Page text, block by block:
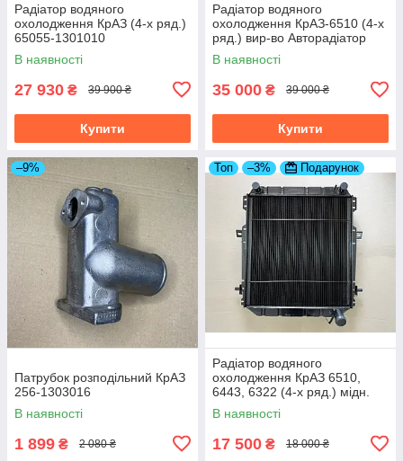
Радіатор водяного
охолодження КрАЗ (4-х ряд.)
65055-1301010
В наявності
27 930 ₴ 39 900 ₴
Купити
Радіатор водяного
охолодження КрАЗ-6510 (4-х
ряд.) вир-во Авторадіатор
6437-1301010-10
В наявності
35 000 ₴ 39 000 ₴
Купити
–9%
Патрубок розподільний КрАЗ
256-1303016
В наявності
1 899 ₴ 2 080 ₴
Топ –3% Подарунок
Радіатор водяного
охолодження КрАЗ 6510,
6443, 6322 (4-х ряд.) мідн.
вир-во Туреччина 6437-
1301010-10
В наявності
17 500 ₴ 18 000 ₴